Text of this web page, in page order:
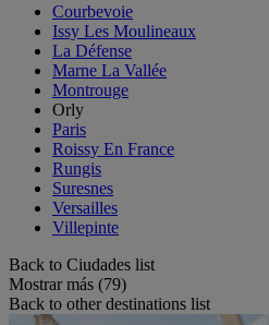
Courbevoie
Issy Les Moulineaux
La Défense
Marne La Vallée
Montrouge
Orly
Paris
Roissy En France
Rungis
Suresnes
Versailles
Villepinte
Back to Ciudades list
Mostrar más (79)
Back to other destinations list